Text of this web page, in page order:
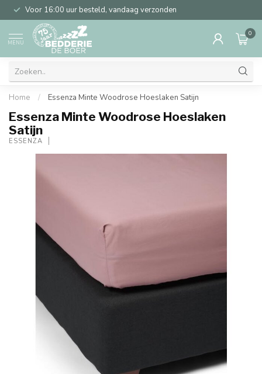
Voor 16:00 uur besteld, vandaag verzonden
MENU
0
Home / Essenza Minte Woodrose Hoeslaken Satijn
Essenza Minte Woodrose Hoeslaken
Satijn
ESSENZA